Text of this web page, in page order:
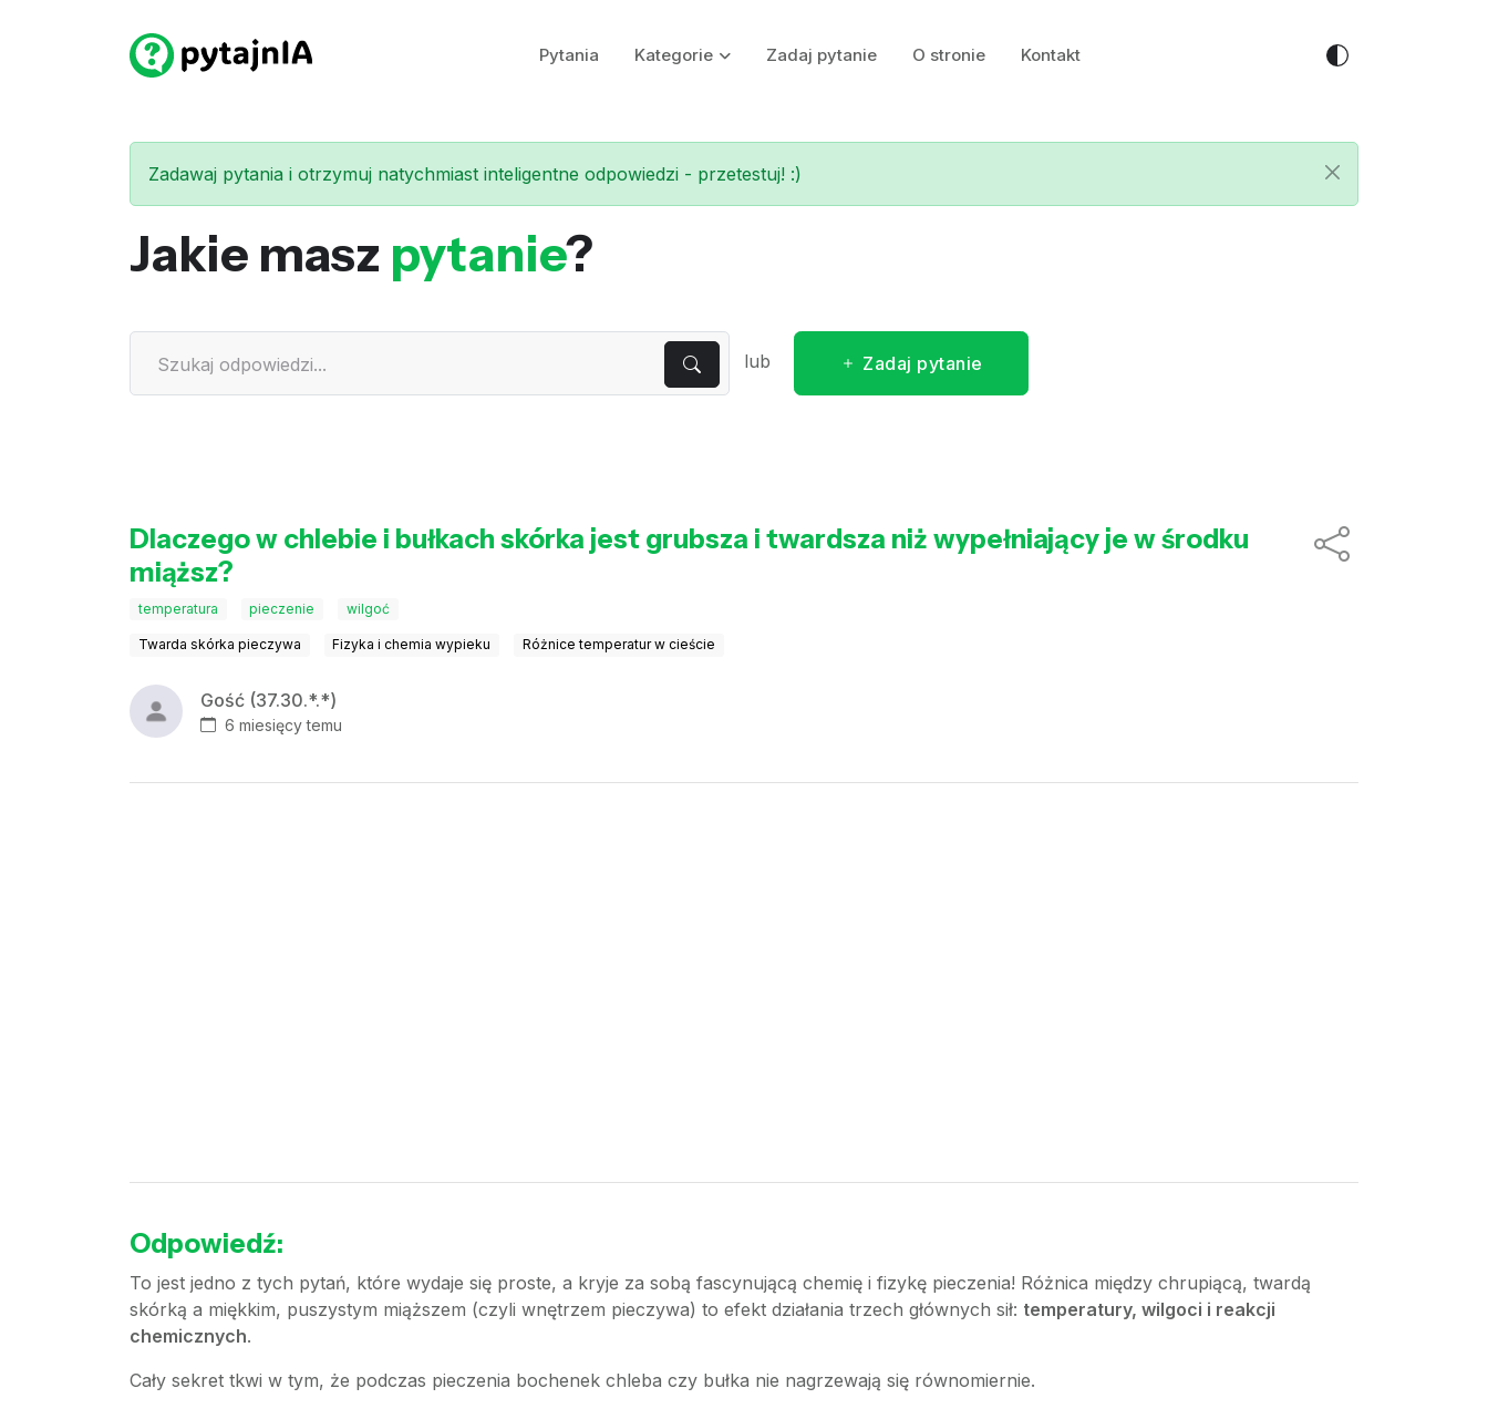
Pytania Kategorie Zadaj pytanie O stronie Kontakt
Zadawaj pytania i otrzymuj natychmiast inteligentne odpowiedzi - przetestuj! :)
Jakie masz pytanie?
lub Zadaj pytanie
Dlaczego w chlebie i bułkach skórka jest grubsza i twardsza niż wypełniający je w środku
miąższ?
temperatura pieczenie wilgoć
Twarda skórka pieczywa Fizyka i chemia wypieku Różnice temperatur w cieście
Gość (37.30.*.*)
6 miesięcy temu
Odpowiedź:
To jest jedno z tych pytań, które wydaje się proste, a kryje za sobą fascynującą chemię i fizykę pieczenia! Różnica między chrupiącą, twardą
skórką a miękkim, puszystym miąższem (czyli wnętrzem pieczywa) to efekt działania trzech głównych sił: temperatury, wilgoci i reakcji
chemicznych.
Cały sekret tkwi w tym, że podczas pieczenia bochenek chleba czy bułka nie nagrzewają się równomiernie.